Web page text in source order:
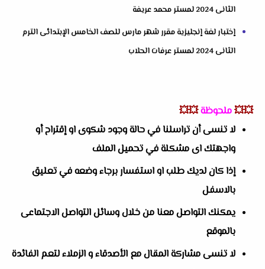
الثانى 2024 لمستر محمد عريفة
إختبار لغة إنجليزية مقرر شهر مارس للصف الخامس الإبتدائى الترم
الثانى 2024 لمستر عرفات الحلاب
💥💥ملحوظة💥💥
لا تنسى أن تراسلنا في حالة وجود شكوى او إقتراح أو
واجهتك اى مشكلة في تحميل الملف
إذا كان لديك طلب او استفسار برجاء وضعه في تعليق
بالاسفل
يمكنك التواصل معنا من خلال وسائل التواصل الاجتماعى
بالموقع
لا تنسى مشاركة المقال مع الأصدقاء و الزملاء لتعم الفائدة